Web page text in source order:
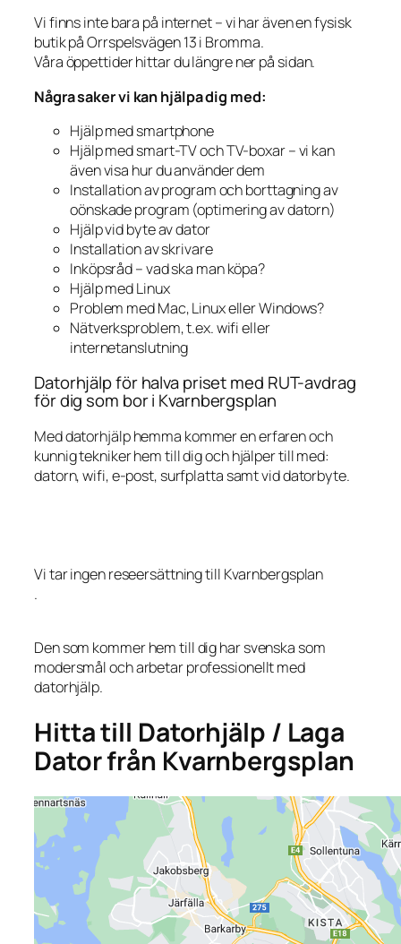
Vi finns inte bara på internet – vi har även en fysisk
butik på Orrspelsvägen 13 i Bromma.
Våra öppettider hittar du längre ner på sidan.
Några saker vi kan hjälpa dig med:
Hjälp med smartphone
Hjälp med smart-TV och TV-boxar – vi kan
även visa hur du använder dem
Installation av program och borttagning av
oönskade program (optimering av datorn)
Hjälp vid byte av dator
Installation av skrivare
Inköpsråd – vad ska man köpa?
Hjälp med Linux
Problem med Mac, Linux eller Windows?
Nätverksproblem, t.ex. wifi eller
internetanslutning
Datorhjälp för halva priset med RUT-avdrag
för dig som bor i Kvarnbergsplan
Med datorhjälp hemma kommer en erfaren och
kunnig tekniker hem till dig och hjälper till med:
datorn, wifi, e-post, surfplatta samt vid datorbyte.
Vi tar ingen reseersättning till Kvarnbergsplan
.
Den som kommer hem till dig har svenska som
modersmål och arbetar professionellt med
datorhjälp.
Hitta till Datorhjälp / Laga
Dator från Kvarnbergsplan